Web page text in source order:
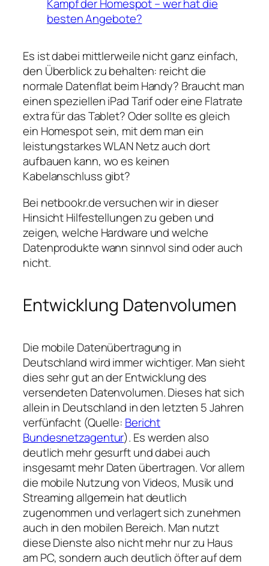
Kampf der Homespot – wer hat die
besten Angebote?
Es ist dabei mittlerweile nicht ganz einfach,
den Überblick zu behalten: reicht die
normale Datenflat beim Handy? Braucht man
einen speziellen iPad Tarif oder eine Flatrate
extra für das Tablet? Oder sollte es gleich
ein Homespot sein, mit dem man ein
leistungstarkes WLAN Netz auch dort
aufbauen kann, wo es keinen
Kabelanschluss gibt?
Bei netbookr.de versuchen wir in dieser
Hinsicht Hilfestellungen zu geben und
zeigen, welche Hardware und welche
Datenprodukte wann sinnvol sind oder auch
nicht.
Entwicklung Datenvolumen
Die mobile Datenübertragung in
Deutschland wird immer wichtiger. Man sieht
dies sehr gut an der Entwicklung des
versendeten Datenvolumen. Dieses hat sich
allein in Deutschland in den letzten 5 Jahren
verfünfacht (Quelle: Bericht
Bundesnetzagentur). Es werden also
deutlich mehr gesurft und dabei auch
insgesamt mehr Daten übertragen. Vor allem
die mobile Nutzung von Videos, Musik und
Streaming allgemein hat deutlich
zugenommen und verlagert sich zunehmen
auch in den mobilen Bereich. Man nutzt
diese Dienste also nicht mehr nur zu Haus
am PC, sondern auch deutlich öfter auf dem